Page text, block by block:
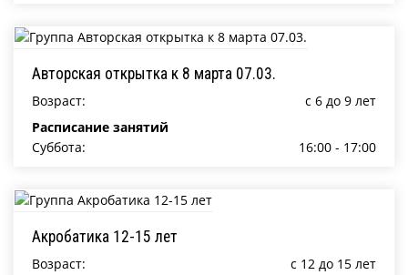
Авторская открытка к 8 марта 07.03.
Возраст:
c 6 до 9 лет
Расписание занятий
Суббота:
16:00 - 17:00
Акробатика 12-15 лет
Возраст:
c 12 до 15 лет